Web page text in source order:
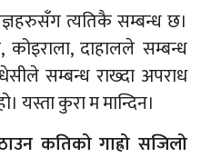
त्यतिकै सम्बन्ध छ।
दाहालले सम्बन्ध
सम्बन्ध राख्दा अपराध
यस्ता कुरा म मान्दिन।
कतिको गाह्रो सजिलो